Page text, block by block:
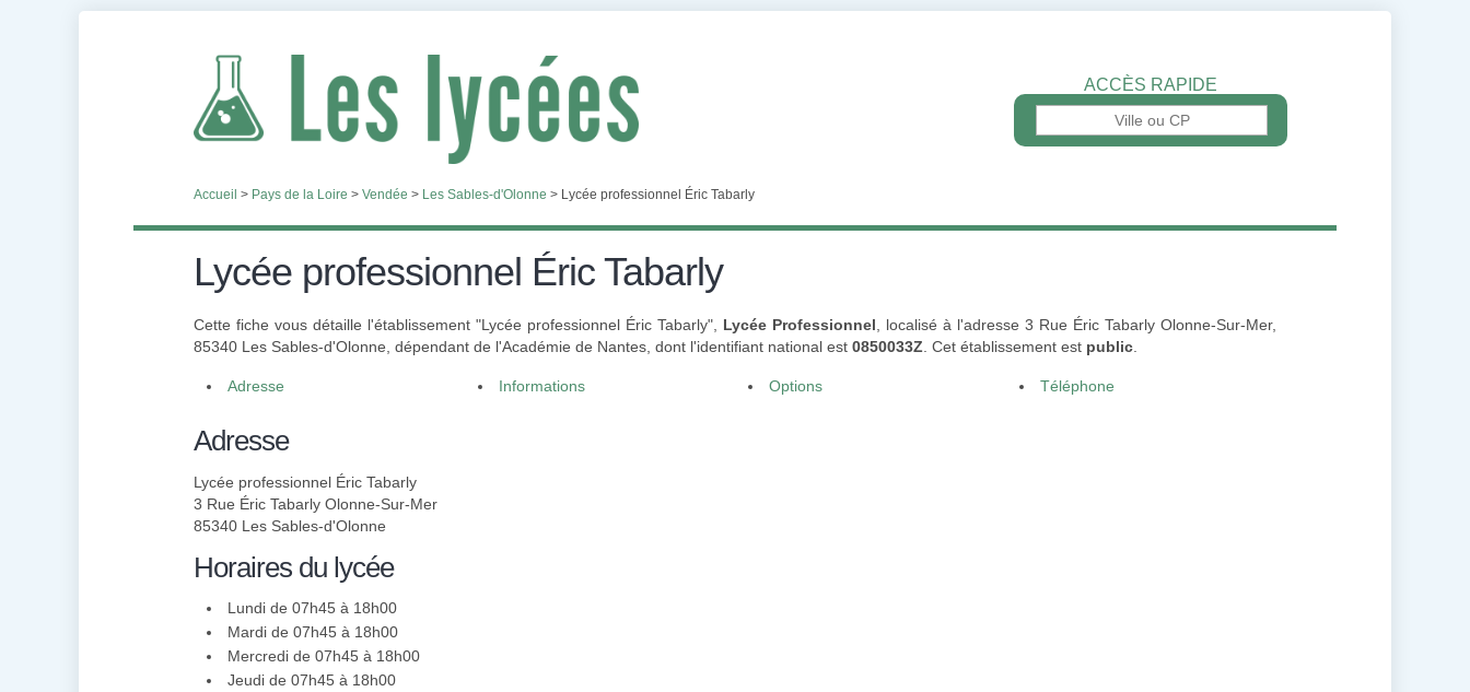
ACCÈS RAPIDE
Accueil > Pays de la Loire > Vendée > Les Sables-d'Olonne > Lycée professionnel Éric Tabarly
Lycée professionnel Éric Tabarly
Cette fiche vous détaille l'établissement "Lycée professionnel Éric Tabarly", Lycée Professionnel , localisé à l'adresse 3 Rue Éric Tabarly Olonne-Sur-Mer,
85340 Les Sables-d'Olonne, dépendant de l'Académie de Nantes, dont l'identifiant national est 0850033Z . Cet établissement est public
Adresse Informations Options Téléphone
Adresse
Lycée professionnel Éric Tabarly
3 Rue Éric Tabarly Olonne-Sur-Mer
85340 Les Sables-d'Olonne
Horaires du lycée
Lundi de 07h45 à 18h00
Mardi de 07h45 à 18h00
Mercredi de 07h45 à 18h00
Jeudi de 07h45 à 18h00